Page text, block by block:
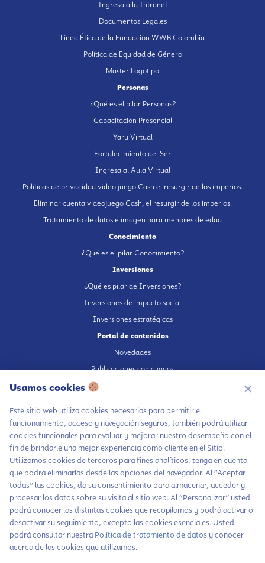
Chatea con LiA
Hablemos por
WhatsApp
Ingresa a la Intranet
Documentos Legales
Línea Ética de la Fundación WWB Colombia
Política de Equidad de Género
Master Logotipo
Personas
¿Qué es el pilar Personas?
Capacitación Presencial
Yaru Virtual
Fortalecimiento del Ser
Ingresa al Aula Virtual
Políticas de privacidad video juego Cash el resurgir de los imperios.
Eliminar cuenta videojuego Cash, el resurgir de los imperios.
Tratamiento de datos e imagen para menores de edad
Conocimiento
¿Qué es el pilar Conocimiento?
Inversiones
¿Qué es pilar de Inversiones?
Inversiones de impacto social
Inversiones estratégicas
Portal de contenidos
Novedades
Publicaciones con aliados
Fundación en medios
Escúchanos en Spotify
Autorización de tratamiento de datos
Aviso Privacidad
Política tratamiento de datos
Política inversiones responsables y del Pilar Inversiones
Usamos cookies ✕
Este sitio web utiliza cookies necesarias para permitir el
funcionamiento, acceso y navegación seguros, también podrá utilizar
cookies funcionales para evaluar y mejorar nuestro desempeño con el
fin de brindarle una mejor experiencia como cliente en el Sitio.
Utilizamos cookies de terceros para fines analíticos, tenga en cuenta
que podrá eliminarlas desde las opciones del navegador. Al “Aceptar
todas” las cookies, da su consentimiento para almacenar, acceder y
procesar los datos sobre su visita al sitio web. Al “Personalizar” usted
podrá conocer las distintas cookies que recopilamos y podrá activar o
desactivar su seguimiento, excepto las cookies esenciales. Usted
podrá consultar nuestra Política de tratamiento de datos y conocer
acerca de las cookies que utilizamos.